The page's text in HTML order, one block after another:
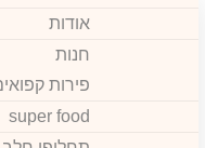
אודות
חנות
פירות
super food